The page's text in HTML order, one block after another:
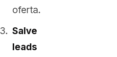
oferta.
Salve
leads